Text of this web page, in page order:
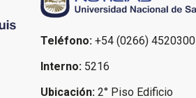
Teléfono:+54 (0266) 4520300
Interno:5216
Ubicación:2° Piso Edificio